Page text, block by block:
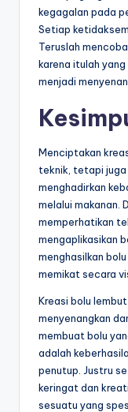
kegagalan pada
Setiap
Teruslah
karena itulah
menjadi
Menciptakan
teknik, tetapi
menghadirkan
melalui makanan.
memperhatikan
mengaplikasikan
menghasilkan
memikat secara
Kreasi bolu
menyenangkan
membuat bolu
adalah
penutup. Justru
keringat dan
sesuatu yang